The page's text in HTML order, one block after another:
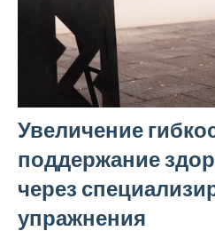
Увеличение
поддержание
через
упражнения